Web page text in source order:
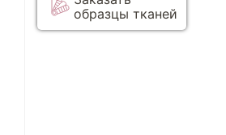
образцы тканей